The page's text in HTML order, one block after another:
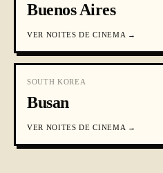
Buenos Aires
VER NOITES DE CINEMA →
SOUTH KOREA
Busan
VER NOITES DE CINEMA →